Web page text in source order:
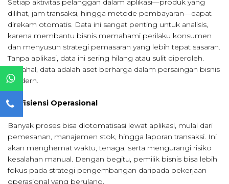
Setiap aktivitas pelanggan dalam aplikasi—produk yang
dilihat, jam transaksi, hingga metode pembayaran—dapat
direkam otomatis. Data ini sangat penting untuk analisis,
karena membantu bisnis memahami perilaku konsumen
dan menyusun strategi pemasaran yang lebih tepat sasaran.
Tanpa aplikasi, data ini sering hilang atau sulit diperoleh.
Padahal, data adalah aset berharga dalam persaingan bisnis
modern.
5. Efisiensi Operasional
Banyak proses bisa diotomatisasi lewat aplikasi, mulai dari
pemesanan, manajemen stok, hingga laporan transaksi. Ini
akan menghemat waktu, tenaga, serta mengurangi risiko
kesalahan manual. Dengan begitu, pemilik bisnis bisa lebih
fokus pada strategi pengembangan daripada pekerjaan
operasional yang berulang.